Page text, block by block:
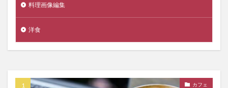
料理画像編集
洋食
カフェ